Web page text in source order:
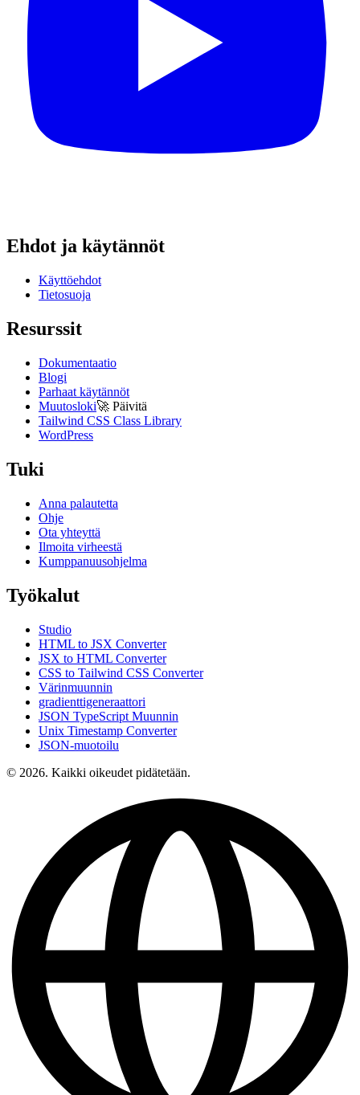
Ehdot ja käytännöt
Käyttöehdot
Tietosuoja
Resurssit
Dokumentaatio
Blogi
Parhaat käytännöt
Muutosloki🚀 Päivitä
Tailwind CSS Class Library
WordPress
Tuki
Anna palautetta
Ohje
Ota yhteyttä
Ilmoita virheestä
Kumppanuusohjelma
Työkalut
Studio
HTML to JSX Converter
JSX to HTML Converter
CSS to Tailwind CSS Converter
Värinmuunnin
gradienttigeneraattori
JSON TypeScript Muunnin
Unix Timestamp Converter
JSON-muotoilu
© 2026. Kaikki oikeudet pidätetään.